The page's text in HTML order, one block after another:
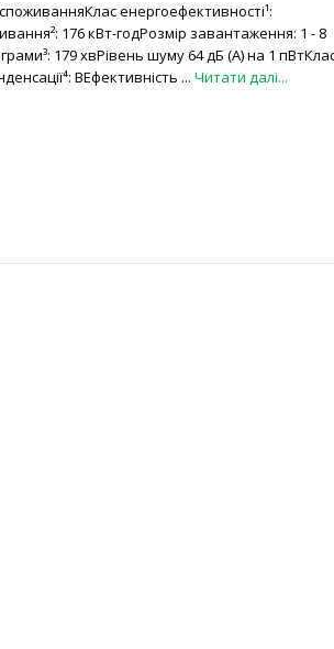
енергоефективності¹:
176 кВт-годРозмір завантаження: 1 - 8
179 хвРівень шуму 64 дБ (А) на 1
BЕфективність ... Читати далі...